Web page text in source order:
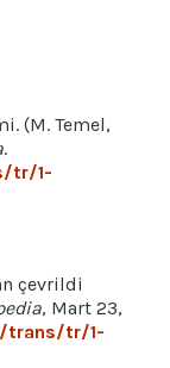
(M. Temel,
.
tr/1-
çevrildi
, Mart 23,
trans/tr/1-